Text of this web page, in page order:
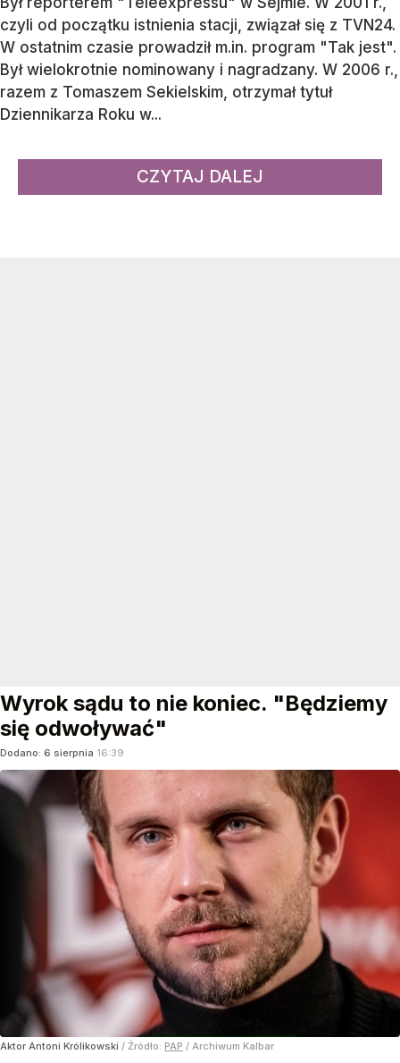
czyli od początku istnienia stacji, związał się z TVN24.
W ostatnim czasie prowadził m.in. program "Tak jest".
Był wielokrotnie nominowany i nagradzany. W 2006 r.,
razem z Tomaszem Sekielskim, otrzymał tytuł
Dziennikarza Roku w...
CZYTAJ DALEJ
Wyrok sądu to nie koniec. "Będziemy
się odwoływać"
Dodano: 6 sierpnia 16:39
Aktor Antoni Królikowski / Źródło: PAP / Archiwum Kalbar